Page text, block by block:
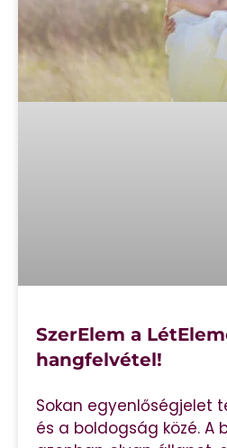
SzerElem a
hangfelvétel!
Sokan egyenlőségjelet
és a boldogság közé. A